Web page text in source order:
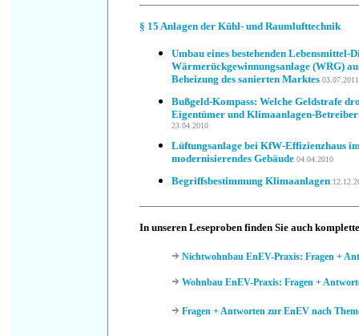
§ 15 Anlagen der Kühl- und Raumlufttechnik
Umbau eines bestehenden
Wärmerückgewinnungsanlage (WRG)
Beheizung des sanierten Marktes 03.07.2011
Bußgeld-Kompass: Welche Geldstrafe
Eigentümer und Klimaanlagen-
23.04.2010
Lüftungsanlage bei KfW-Effizienzhaus
modernisierendes Gebäude 04.04.2010
Begriffsbestimmung Klimaanlagen
In unseren Leseproben finden Sie auch
Nichtwohnbau EnEV-Praxis: Fragen +
Wohnbau EnEV-Praxis: Fragen +
Fragen + Antworten zur EnEV nach